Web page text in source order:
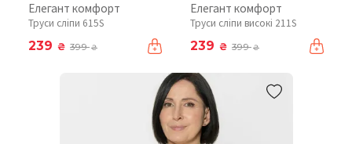
Елегант комфорт
Труси сліпи 615S
239 ₴ 399₴
Елегант комфорт
Труси сліпи високі 211S
239 ₴ 399₴